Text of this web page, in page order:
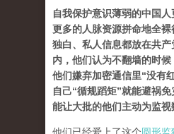
自我保护意识薄弱的中国
更多的人脉资源拼命地全
独白、私人信息都放在共产
内，他们认为不翻墙的时候
他们嫌弃加密通信里“没有
自己“循规蹈矩”就能避祸
能让大批的他们主动为监视